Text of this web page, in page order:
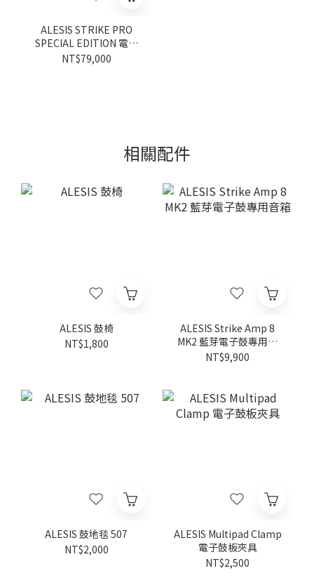
ALESIS STRIKE PRO
SPECIAL EDITION 電子
鼓
NT$79,000
相關配件
ALESIS 鼓椅
NT$1,800
ALESIS Strike Amp 8
MK2 藍芽電子鼓專用音
箱
NT$9,900
ALESIS 鼓地毯 507
NT$2,000
ALESIS Multipad Clamp
電子鼓板夾具
NT$2,500